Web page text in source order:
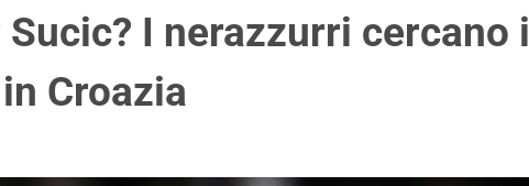
I nerazzurri cercano il
Croazia